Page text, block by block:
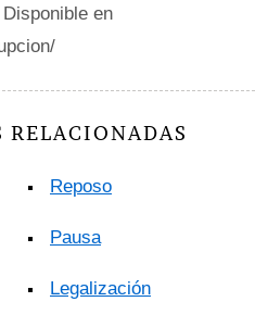
Disponible en
Reposo
Pausa
Legalización